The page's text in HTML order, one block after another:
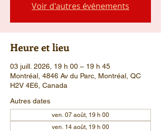
Voir d'autres événements
Heure et lieu
03 juill. 2026, 19 h 00 – 19 h 45
Montréal, 4846 Av du Parc, Montréal, QC
H2V 4E6, Canada
Autres dates
ven. 07 août, 19 h 00
ven. 14 août, 19 h 00